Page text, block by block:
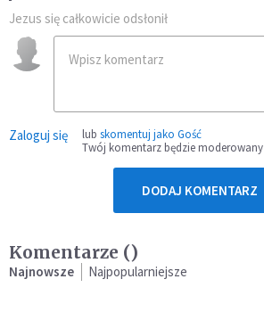
Jezus się całkowicie odsłonił
Zaloguj się lub skomentuj jako Gość
Twój komentarz będzie moderowany
DODAJ KOMENTARZ
Komentarze ()
Najnowsze Najpopularniejsze